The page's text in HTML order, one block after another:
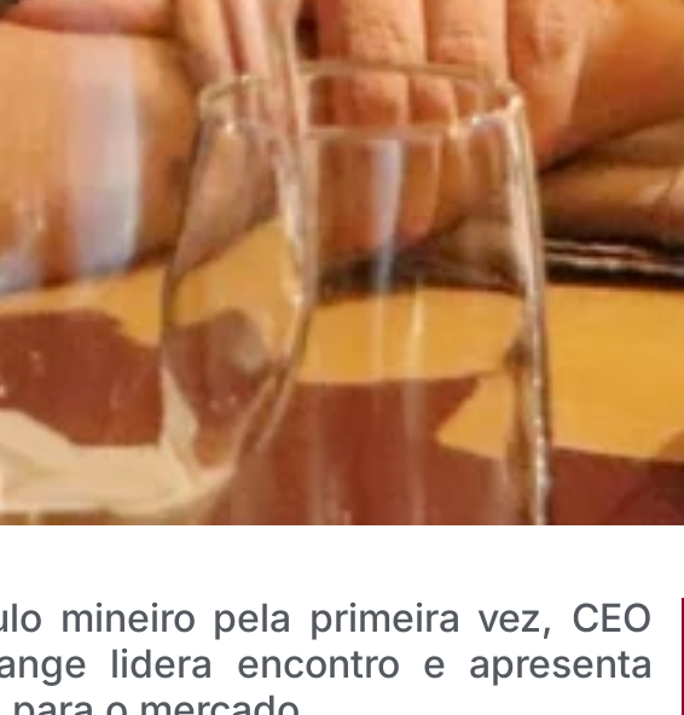
mineiro pela primeira vez, CEO
lidera encontro e apresenta